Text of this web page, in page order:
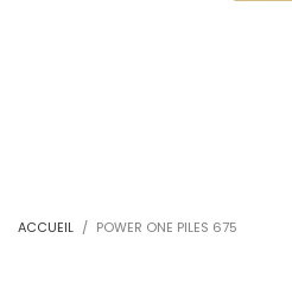
ACCUEIL POWER ONE PILES 675